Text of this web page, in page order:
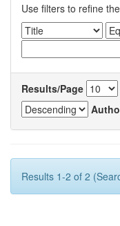
Use filters to refine
Results/Page
Results 1-2 of 2